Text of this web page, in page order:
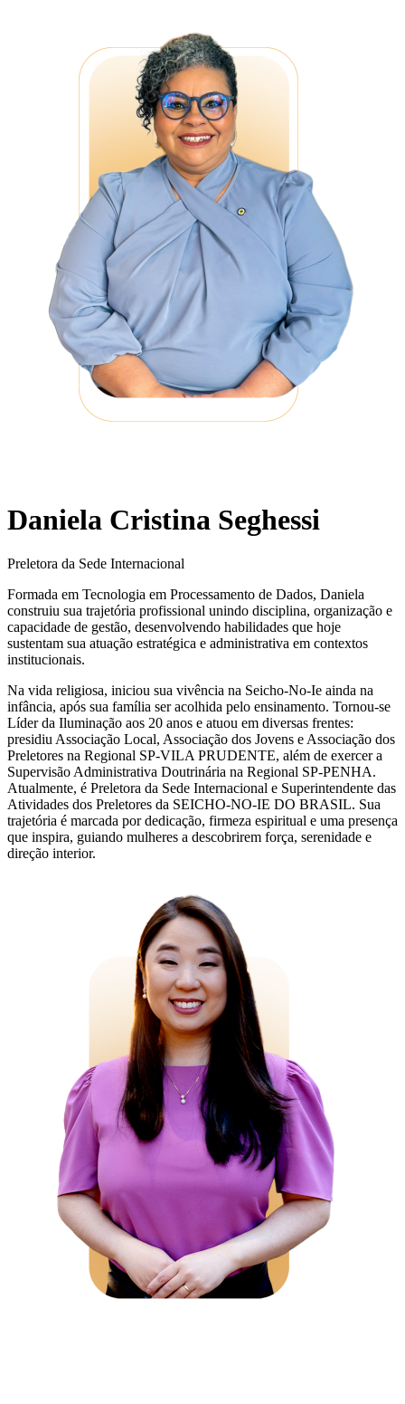
Daniela Cristina Seghessi
Preletora da Sede Internacional
Formada em Tecnologia em Processamento de Dados, Daniela
construiu sua trajetória profissional unindo disciplina, organização e
capacidade de gestão, desenvolvendo habilidades que hoje
sustentam sua atuação estratégica e administrativa em contextos
institucionais.
Na vida religiosa, iniciou sua vivência na Seicho-No-Ie ainda na
infância, após sua família ser acolhida pelo ensinamento. Tornou-se
Líder da Iluminação aos 20 anos e atuou em diversas frentes:
presidiu Associação Local, Associação dos Jovens e Associação dos
Preletores na Regional SP-VILA PRUDENTE, além de exercer a
Supervisão Administrativa Doutrinária na Regional SP-PENHA.
Atualmente, é Preletora da Sede Internacional e Superintendente das
Atividades dos Preletores da SEICHO-NO-IE DO BRASIL. Sua
trajetória é marcada por dedicação, firmeza espiritual e uma presença
que inspira, guiando mulheres a descobrirem força, serenidade e
direção interior.